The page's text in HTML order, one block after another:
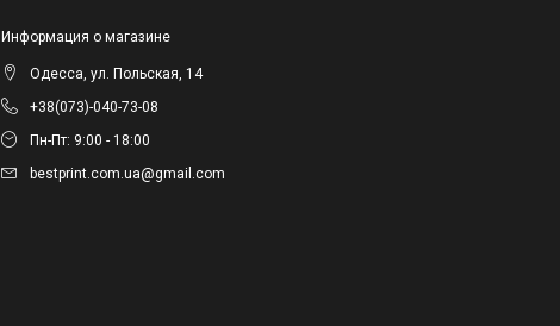
Информация о магазине
Одесса, ул. Польская, 14
+38(073)-040-73-08
Пн-Пт: 9:00 - 18:00
bestprint.com.ua@gmail.com